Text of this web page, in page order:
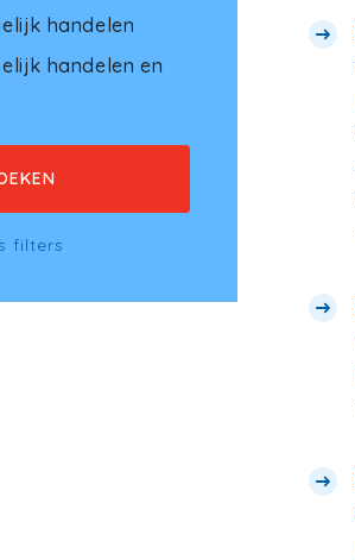
handelen
handelen en